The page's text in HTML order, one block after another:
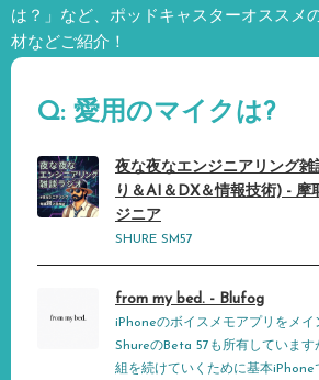
は？」など、 ポッドキャスターオススメ
材などご紹介！
Q: 愛用のマイクは?
夜な夜なエンジニアリング雑
り＆AI＆DX＆情報技術) - 摩
ジニア
SHURE SM57
from my bed. - Blufog
iPhoneのボイスメモアプリをメイ
ShureのBeta 57も所有しています
組を続けていくために基本iPhone